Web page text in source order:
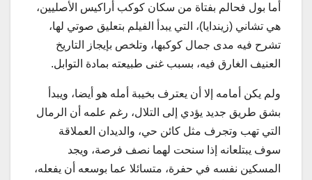
أما بول فحالم بفتاة من سكان كوكب أراكيس الأصليين،
هي تشاني (زيندايا)، التي يبدأ الفيلم بتعليق صوتي لها،
تشرح فيه مدى جمال كوكبها، وتلخص بإيجاز التاريخ
العنيف الغارق فيه، بسبب غنى طبيعته بمادة التوابل.
ولم يكن أمامه إلا أن يعترف بخيبة أمله هو أيضا، ويبدأ
بشق طريق جديد يؤدي إلى التلال، رغم علمه أن الرمال
التي تهب وتجرف مثل كائن حي، والديدان العملاقة
سوف يبتلعانه إذا سنحت لهما نصف فرصة، ويجد
المسكين نفسه في حفرة، متسائلا عما بوسعه أن يفعله،